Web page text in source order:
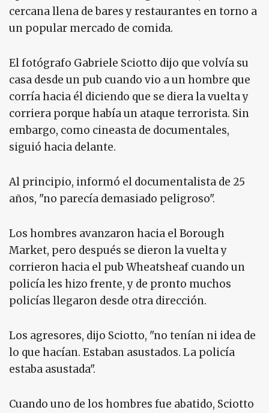
cercana llena de bares y restaurantes en torno a
un popular mercado de comida.
El fotógrafo Gabriele Sciotto dijo que volvía su
casa desde un pub cuando vio a un hombre que
corría hacia él diciendo que se diera la vuelta y
corriera porque había un ataque terrorista. Sin
embargo, como cineasta de documentales,
siguió hacia delante.
Al principio, informó el documentalista de 25
años, "no parecía demasiado peligroso".
Los hombres avanzaron hacia el Borough
Market, pero después se dieron la vuelta y
corrieron hacia el pub Wheatsheaf cuando un
policía les hizo frente, y de pronto muchos
policías llegaron desde otra dirección.
Los agresores, dijo Sciotto, "no tenían ni idea de
lo que hacían. Estaban asustados. La policía
estaba asustada".
Cuando uno de los hombres fue abatido, Sciotto